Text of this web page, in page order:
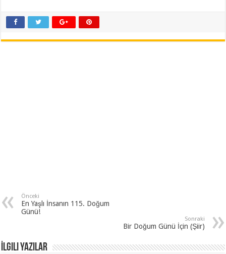
Önceki
En Yaşlı İnsanın 115. Doğum
Günü!
Sonraki
Bir Doğum Günü İçin (Şiir)
İlgili Yazılar